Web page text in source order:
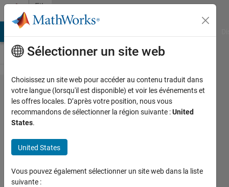
Passer au contenu
File
Exchange
DETEQT
Diagnostic software for
targeted infectious disease
(NGS) data
Sélectionner un site web
Choisissez un site web pour accéder au contenu traduit dans
votre langue (lorsqu'il est disponible) et voir les événements et
les offres locales. D’après votre position, nous vous
recommandons de sélectionner la région suivante :United
States.
United States
Vous pouvez également sélectionner un site web dans la liste
suivante :